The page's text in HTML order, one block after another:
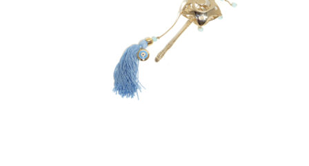
ΔΙΑΒΆΣΤΕ ΠΕΡΙΣΣΌΤΕΡΑ